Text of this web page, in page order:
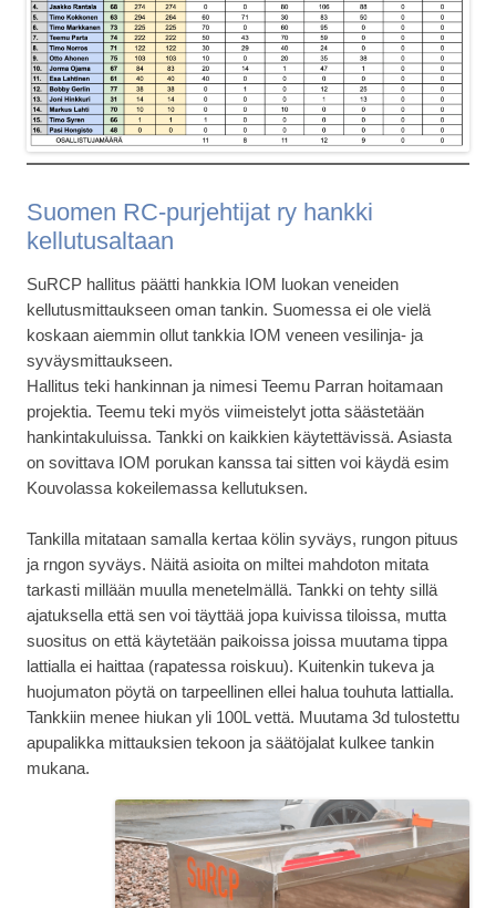
Suomen RC-purjehtijat ry hankki
kellutusaltaan
SuRCP hallitus päätti hankkia IOM luokan veneiden
kellutusmittaukseen oman tankin. Suomessa ei ole vielä
koskaan aiemmin ollut tankkia IOM veneen vesilinja- ja
syväysmittaukseen.
Hallitus teki hankinnan ja nimesi Teemu Parran hoitamaan
projektia. Teemu teki myös viimeistelyt jotta säästetään
hankintakuluissa. Tankki on kaikkien käytettävissä. Asiasta
on sovittava IOM porukan kanssa tai sitten voi käydä esim
Kouvolassa kokeilemassa kellutuksen.
Tankilla mitataan samalla kertaa kölin syväys, rungon pituus
ja rngon syväys. Näitä asioita on miltei mahdoton mitata
tarkasti millään muulla menetelmällä. Tankki on tehty sillä
ajatuksella että sen voi täyttää jopa kuivissa tiloissa, mutta
suositus on että käytetään paikoissa joissa muutama tippa
lattialla ei haittaa (rapatessa roiskuu). Kuitenkin tukeva ja
huojumaton pöytä on tarpeellinen ellei halua touhuta lattialla.
Tankkiin menee hiukan yli 100L vettä. Muutama 3d tulostettu
apupalikka mittauksien tekoon ja säätöjalat kulkee tankin
mukana.